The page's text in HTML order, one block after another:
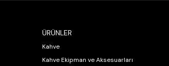
ÜRÜNLER
Kahve
Kahve Ekipman ve Aksesuarları